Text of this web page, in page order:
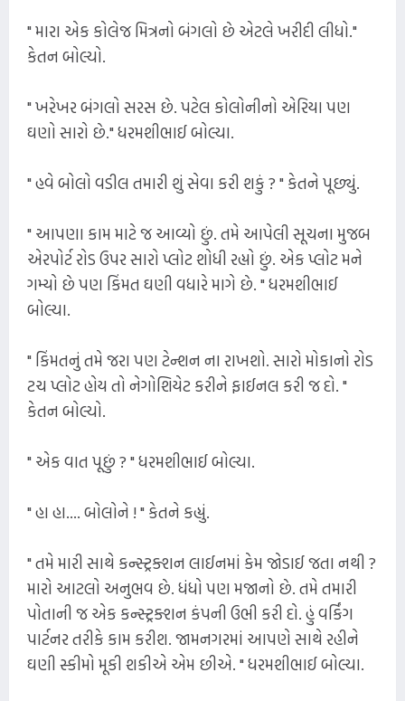
" મારા એક કોલેજ મિત્રનો બંગલો છે એટલે ખરીદી લીધો."
કેતન બોલ્યો.
" ખરેખર બંગલો સરસ છે. પટેલ કોલોનીનો એરિયા પણ
ઘણો સારો છે." ધરમશીભાઈ બોલ્યા.
" હવે બોલો વડીલ તમારી શું સેવા કરી શકું ? " કેતને પૂછ્યું.
" આપણા કામ માટે જ આવ્યો છું. તમે આપેલી સૂચના મુજબ
એરપોર્ટ રોડ ઉપર સારો પ્લોટ શોધી રહ્યો છું. એક પ્લોટ મને
ગમ્યો છે પણ કિંમત ઘણી વધારે માગે છે. " ધરમશીભાઈ
બોલ્યા.
" કિંમતનું તમે જરા પણ ટેન્શન ના રાખશો. સારો મોકાનો રોડ
ટચ પ્લોટ હોય તો નેગોશિયેટ કરીને ફાઈનલ કરી જ દો. "
કેતન બોલ્યો.
" એક વાત પૂછું ? " ધરમશીભાઈ બોલ્યા.
" હા હા.... બોલોને ! " કેતને કહ્યું.
" તમે મારી સાથે કન્સ્ટ્રક્શન લાઈનમાં કેમ જોડાઈ જતા નથી ?
મારો આટલો અનુભવ છે. ધંધો પણ મજાનો છે. તમે તમારી
પોતાની જ એક કન્સ્ટ્રક્શન કંપની ઉભી કરી દો. હું વર્કિંગ
પાર્ટનર તરીકે કામ કરીશ. જામનગરમાં આપણે સાથે રહીને
ઘણી સ્કીમો મૂકી શકીએ એમ છીએ. " ધરમશીભાઈ બોલ્યા.